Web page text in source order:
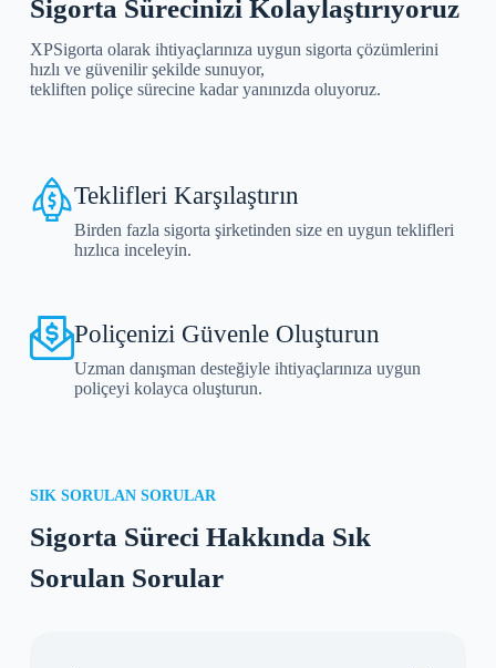
Sigorta Sürecinizi Kolaylaştırıyoruz
XPSigorta olarak ihtiyaçlarınıza uygun sigorta çözümlerini
hızlı ve güvenilir şekilde sunuyor,
tekliften poliçe sürecine kadar yanınızda oluyoruz.
Teklifleri Karşılaştırın
Birden fazla sigorta şirketinden size en uygun teklifleri
hızlıca inceleyin.
Poliçenizi Güvenle Oluşturun
Uzman danışman desteğiyle ihtiyaçlarınıza uygun
poliçeyi kolayca oluşturun.
SIK SORULAN SORULAR
Sigorta Süreci Hakkında Sık
Sorulan Sorular